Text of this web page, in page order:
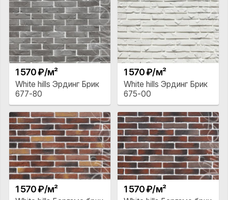
1 570 ₽/м²
White hills Эрдинг Брик
677-80
1 570 ₽/м²
White hills Эрдинг Брик
675-00
1 570 ₽/м² 1 570 ₽/м²